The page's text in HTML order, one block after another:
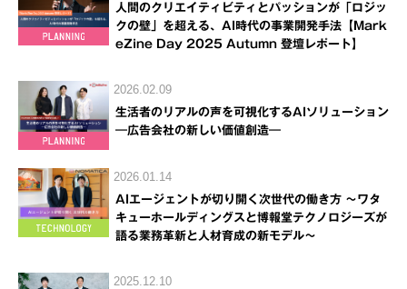
人間のクリエイティビティとパッションが「ロジッ
クの壁」を超える、AI時代の事業開発手法【Mark
eZine Day 2025 Autumn 登壇レポート】
2026.02.09
生活者のリアルの声を可視化するAIソリューション
―広告会社の新しい価値創造―
2026.01.14
AIエージェントが切り開く次世代の働き方 ～ワタ
キューホールディングスと博報堂テクノロジーズが
語る業務革新と人材育成の新モデル～
2025.12.10